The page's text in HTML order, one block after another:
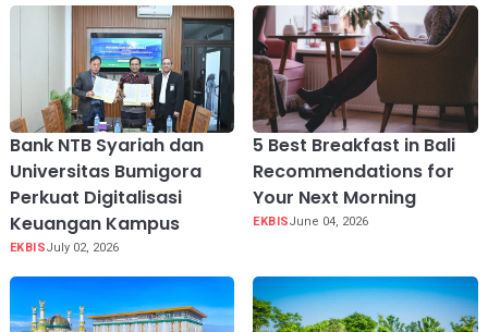
Bank NTB Syariah dan
Universitas Bumigora
Perkuat Digitalisasi
Keuangan Kampus
EKBISJuly 02, 2026
5 Best Breakfast in Bali
Recommendations for
Your Next Morning
EKBISJune 04, 2026